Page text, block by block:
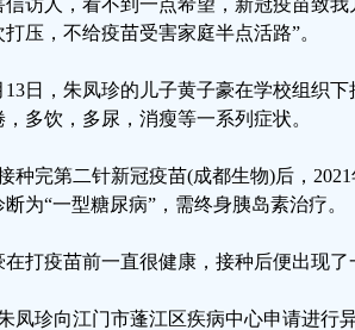
访人，看不到一点希望，新冠疫苗致
压，不给疫苗受害家庭半点活路”。
13日，朱凤珍的儿子黄子豪在学校组织
多饮，多尿，消瘦等一系列症状。
种完第二针新冠疫苗(成都生物)后，
为“一型糖尿病”，需终身胰岛素治疗。
打疫苗前一直很健康，接种后便出现了
凤珍向江门市蓬江区疾病中心申请进行